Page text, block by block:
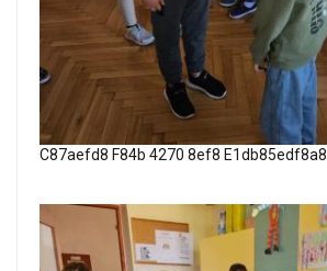
C87aefd8 F84b 4270 8ef8 E1db85edf8a8